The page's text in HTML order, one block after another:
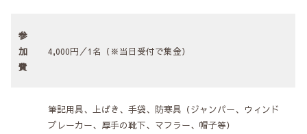
参
加
費
4,000円／1名（※当日受付で集金）
筆記用具、上ばき、手袋、防寒具（ジャンパー、ウィンド
ブレーカー、厚手の靴下、マフラー、帽子等）